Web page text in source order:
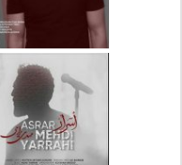
دانلود آهنگ جدید رضا
بهرام بنام نگار